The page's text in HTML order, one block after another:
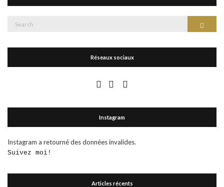
Réseaux sociaux
Instagram
Instagram a retourné des données invalides.
Suivez moi!
Articles récents